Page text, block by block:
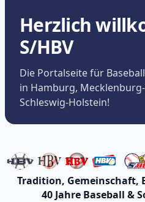
Herzlich
S/HBV
Die Portalseite für
in Hamburg,
Schleswig-Holstein!
Tradition, Gemeinschaft,
40 Jahre Baseball &